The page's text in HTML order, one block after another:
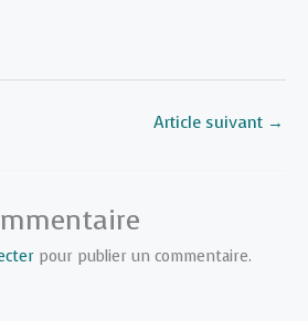
Article suivant →
pour publier un commentaire.